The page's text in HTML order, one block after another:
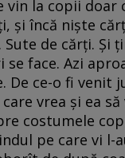
la copii doar
și încă niște
de cărți. Și
se face. Azi
De ce-o fi venit
vrea și ea
costumele
pe care vi l-